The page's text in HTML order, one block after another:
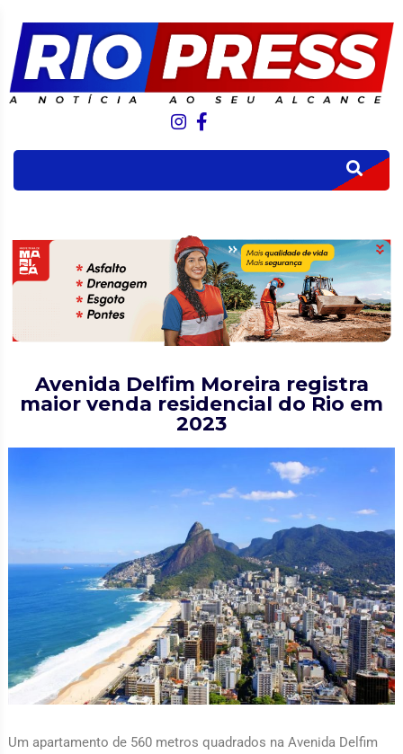
Avenida Delfim Moreira registra
maior venda residencial do Rio em
2023
Um apartamento de 560 metros quadrados na Avenida Delfim